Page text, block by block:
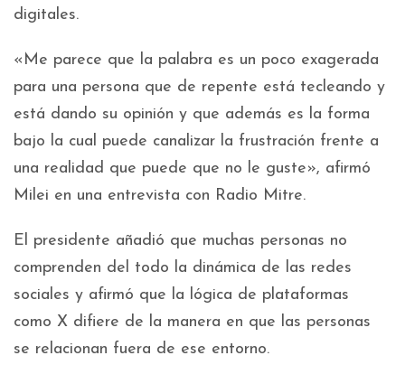
digitales.
«Me parece que la palabra es un poco exagerada
para una persona que de repente está tecleando y
está dando su opinión y que además es la forma
bajo la cual puede canalizar la frustración frente a
una realidad que puede que no le guste», afirmó
Milei en una entrevista con Radio Mitre.
El presidente añadió que muchas personas no
comprenden del todo la dinámica de las redes
sociales y afirmó que la lógica de plataformas
como X difiere de la manera en que las personas
se relacionan fuera de ese entorno.